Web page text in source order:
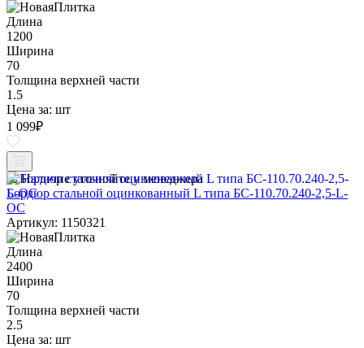
Длина
1200
Ширина
70
Толщина верхней части
1.5
Цена за: шт
1 099₽
Наличие уточняйте у менеджера
Бордюр стальной оцинкованный L типа БС-110.70.240-2,5-L-
ОС
Артикул: 1150321
Длина
2400
Ширина
70
Толщина верхней части
2.5
Цена за: шт